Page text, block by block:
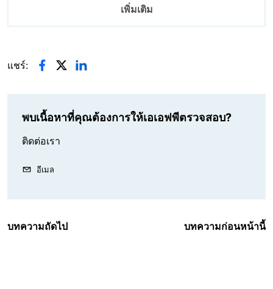
เพิ่มเติม
แชร์:
พบเนื้อหาที่คุณต้องการให้เอเอฟพีตรวจสอบ?
ติดต่อเรา
อีเมล
บทความถัดไป บทความก่อนหน้านี้